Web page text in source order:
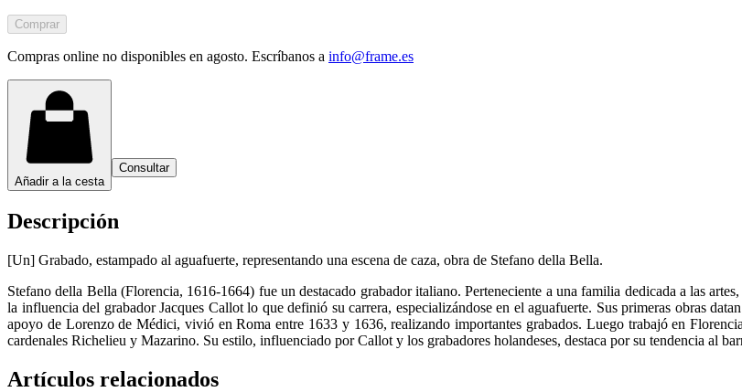
Comprar
Compras online no disponibles en agosto. Escríbanos a info@frame.es
Añadir a la cesta
Consultar
Descripción
[Un] Grabado, estampado al aguafuerte, representando una escena de caza, obra de Stefano della Bella.
Stefano della Bella (Florencia, 1616-1664) fue un destacado grabador italiano. Perteneciente a una familia dedicada a las
la influencia del grabador Jacques Callot lo que definió su carrera, especializándose en el aguafuerte. Sus primeras obras
apoyo de Lorenzo de Médici, vivió en Roma entre 1633 y 1636, realizando importantes grabados. Luego trabajó en
cardenales Richelieu y Mazarino. Su estilo, influenciado por Callot y los grabadores holandeses, destaca por su tendencia al
Artículos relacionados